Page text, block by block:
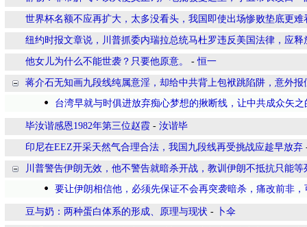
世界杯名额不应再扩大，太多没看头，我国即使出场惨败垫底更难
纽约时报文章说，川普抓委内瑞拉总统马杜罗违反美国法律，应释
他女儿为什么不能世袭？只要他原意。 -恒一
蒋介石无知画九段线纯属意淫，却给中共背上包袱跳陷阱，意外报
台湾早就与时俱进放弃痴心梦想的揪断线，让中共成众矢之
毕汝谐感恩1982年第三位赵霞 - 汝谐毕
印尼在EEZ开采天然气合理合法，我国九段线再受挑战应趁早放弃
川普警告伊朗无效，他不警告就暗杀开战，教训伊朗不抵抗只能等
要让伊朗相信他，必须先保证不会再突袭暗杀，痛改前非，
豆与奶：两种蛋白体系的形成、原理与现状 - 卜伞